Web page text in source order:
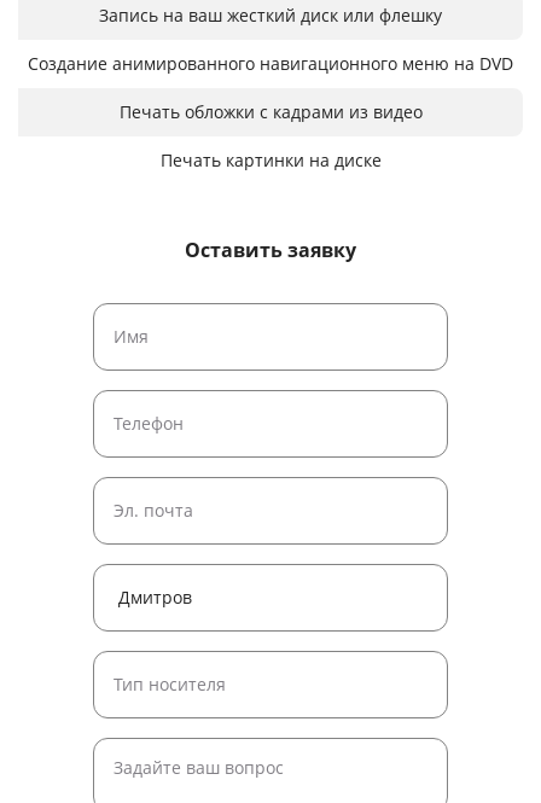
Запись на ваш жесткий диск или флешку
Создание анимированного навигационного меню на DVD
Печать обложки с кадрами из видео
Печать картинки на диске
Оставить заявку